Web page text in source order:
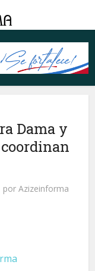
Dama y
por Azizeinforma